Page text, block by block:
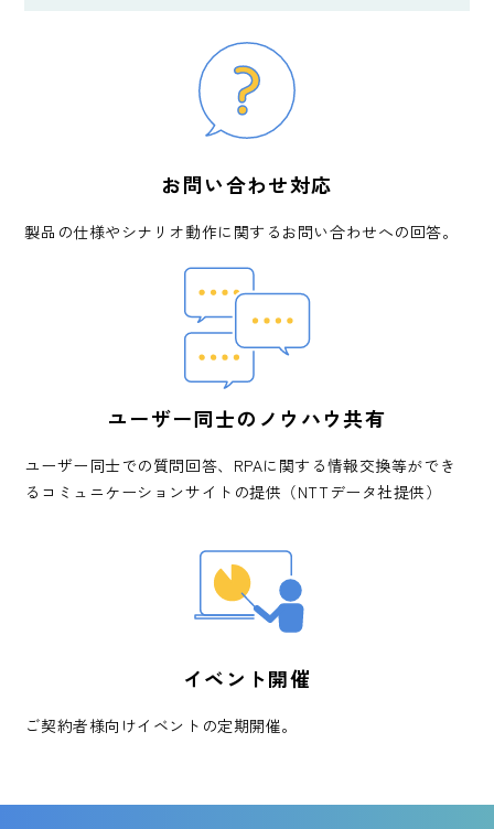
お問い合わせ対応
製品の仕様やシナリオ動作に関するお問い合わせへの回答。
ユーザー同士のノウハウ共有
ユーザー同士での質問回答、RPAに関する情報交換等ができ
るコミュニケーションサイトの提供（NTTデータ社提供）
イベント開催
ご契約者様向けイベントの定期開催。